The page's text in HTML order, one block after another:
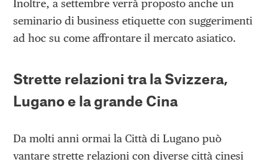
Inoltre, a settembre verrà proposto anche un
seminario di business etiquette con suggerimenti
ad hoc su come affrontare il mercato asiatico.
Strette relazioni tra la Svizzera,
Lugano e la grande Cina
Da molti anni ormai la Città di Lugano può
vantare strette relazioni con diverse città cinesi